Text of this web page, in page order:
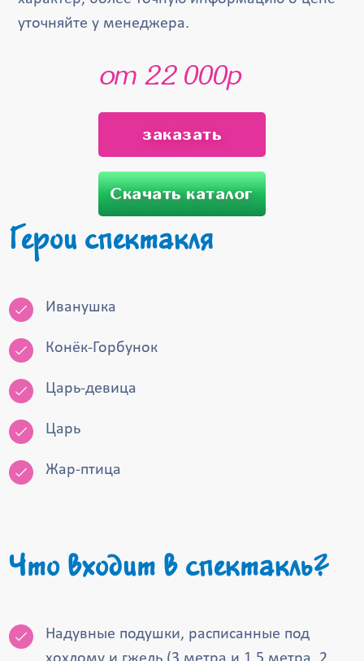
уточняйте у менеджера.
от 22 000р
заказать
Скачать каталог
Герои спектакля
Иванушка
Конёк-Горбунок
Царь-девица
Царь
Жар-птица
Что входит в спектакль?
Надувные подушки, расписанные под